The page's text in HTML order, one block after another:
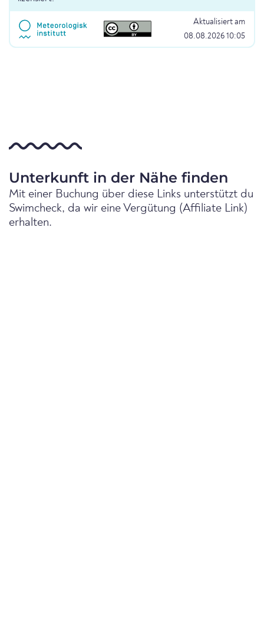
Aktualisiert am
08.08.2026 10:05
Unterkunft in der Nähe finden
Mit einer Buchung über diese Links unterstützt du
Swimcheck, da wir eine Vergütung (Affiliate Link)
erhalten.